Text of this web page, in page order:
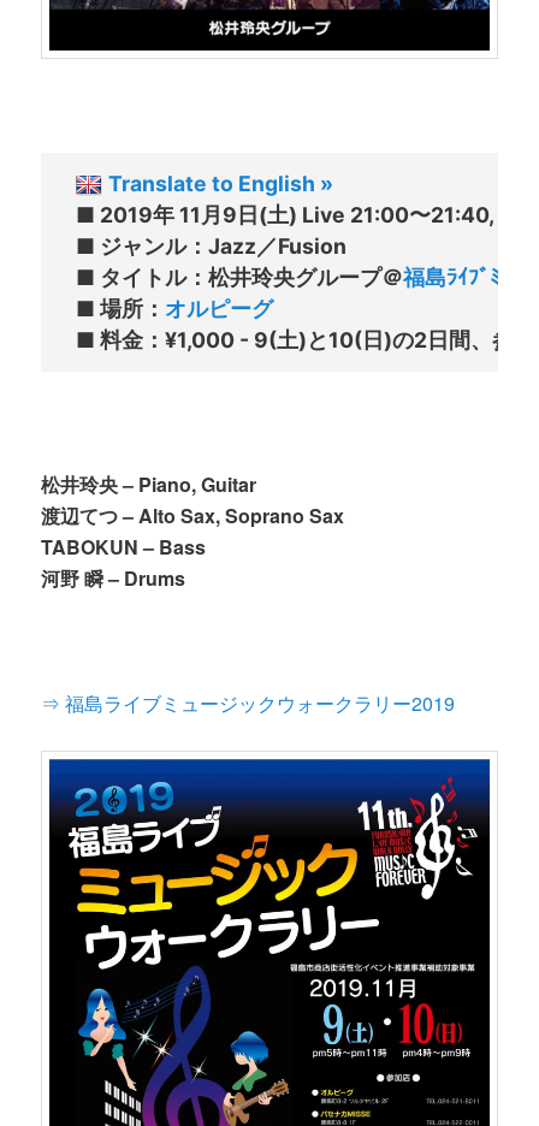
Translate to English »
■ 2019年 11月9日(土) Live 21:00〜21:40,
■ ジャンル：Jazz／Fusion
■ タイトル：松井玲央グループ＠福島ﾗｲﾌﾞﾐｭｰ
■ 場所： オルピーグ
松井玲央 – Piano, Guitar
渡辺てつ – Alto Sax, Soprano Sax
TABOKUN – Bass
河野 瞬 – Drums
⇒ 福島ライブミュージックウォークラリー2019